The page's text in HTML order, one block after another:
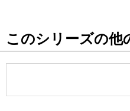
お知らせ
このシリーズの他